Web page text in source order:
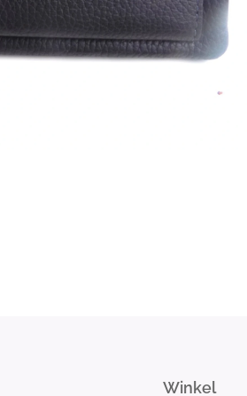
Winkel